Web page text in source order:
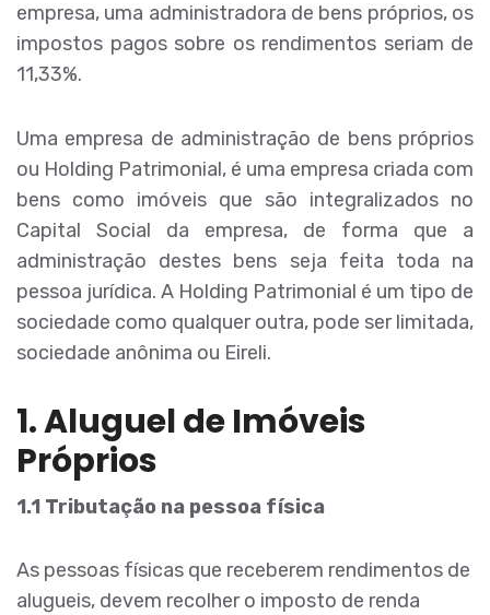
empresa, uma administradora de bens próprios, os
impostos pagos sobre os rendimentos seriam de
11,33%.
Uma empresa de administração de bens próprios
ou Holding Patrimonial, é uma empresa criada com
bens como imóveis que são integralizados no
Capital Social da empresa, de forma que a
administração destes bens seja feita toda na
pessoa jurídica. A Holding Patrimonial é um tipo de
sociedade como qualquer outra, pode ser limitada,
sociedade anônima ou Eireli.
1. Aluguel de Imóveis
Próprios
1.1 Tributação na pessoa física
As pessoas físicas que receberem rendimentos de
alugueis, devem recolher o imposto de renda